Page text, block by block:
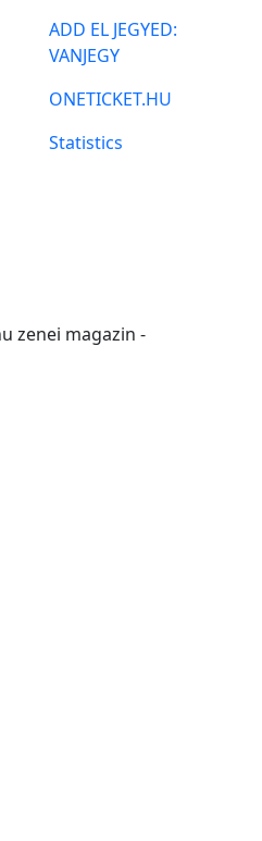
ADD EL JEGYED:
VANJEGY
ONETICKET.HU
Statistics
zenei magazin -